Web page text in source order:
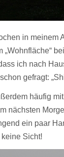
in
ich nach
gefragt:
häufig
nächsten
ein paar
Sicht!